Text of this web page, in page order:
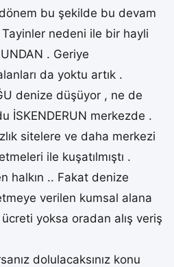
bu şekilde bu devam
nedeni ile bir hayli
. Geriye
da yoktu artık .
denize düşüyor , ne de
İSKENDERUN merkezde .
sitelere ve daha merkezi
ile kuşatılmıştı .
halkın .. Fakat denize
verilen kumsal alana
yoksa oradan alış veriş
dolulacaksınız konu